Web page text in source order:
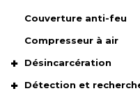
Couverture anti-feu
Compresseur à air
Désincarcération
Détection et